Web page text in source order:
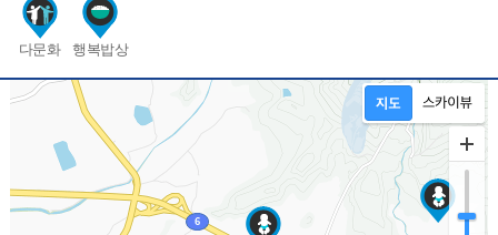
다문화 행복밥상